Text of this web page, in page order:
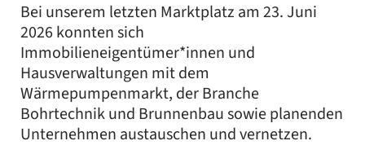
Bei unserem letzten Marktplatz am 23. Juni
2026 konnten sich
Immobilieneigentümer*innen und
Hausverwaltungen mit dem
Wärmepumpenmarkt, der Branche
Bohrtechnik und Brunnenbau sowie planenden
Unternehmen austauschen und vernetzen.